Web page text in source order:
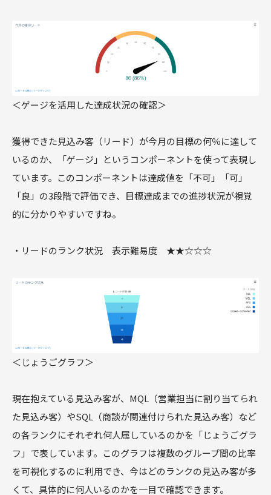
＜ゲージを活用した達成状況の確認＞
獲得できた見込み客（リード）が今月の目標の何％に達して
いるのか、「ゲージ」というコンポーネントを使って表現し
ています。このコンポーネントは達成値を「不可」「可」
「良」の3段階で評価でき、目標達成までの進捗状況が視覚
的に分かりやすいですね。
・リードのランク状況 表示難易度 ★★☆☆☆
＜じょうごグラフ＞
現在抱えている見込み客が、MQL（営業担当に割り当てられ
た見込み客）やSQL（商談が関連付けられた見込み客）など
の各ランクにそれぞれ何人属しているのかを「じょうごグラ
フ」で表しています。このグラフは複数のグループ間の比率
を可視化するのに利用でき、今はどのランクの見込み客が多
くて、具体的に何人いるのかを一目で確認できます。